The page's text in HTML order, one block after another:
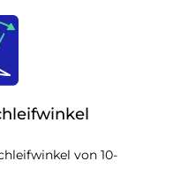
von 10-